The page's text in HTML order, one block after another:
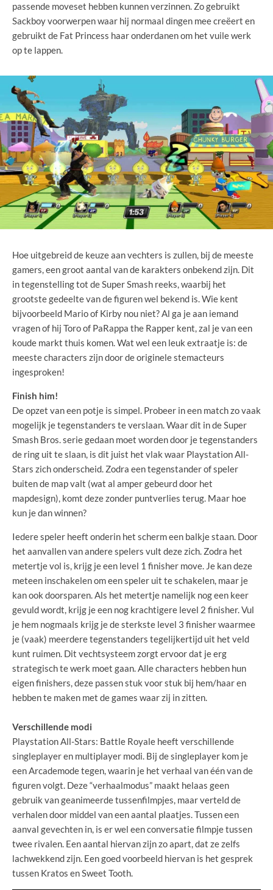
passende moveset hebben kunnen verzinnen. Zo gebruikt
Sackboy voorwerpen waar hij normaal dingen mee creëert en
gebruikt de Fat Princess haar onderdanen om het vuile werk
op te lappen.
Hoe uitgebreid de keuze aan vechters is zullen, bij de meeste
gamers, een groot aantal van de karakters onbekend zijn. Dit
in tegenstelling tot de Super Smash reeks, waarbij het
grootste gedeelte van de figuren wel bekend is. Wie kent
bijvoorbeeld Mario of Kirby nou niet? Al ga je aan iemand
vragen of hij Toro of PaRappa the Rapper kent, zal je van een
koude markt thuis komen. Wat wel een leuk extraatje is: de
meeste characters zijn door de originele stemacteurs
ingesproken!
Finish him!
De opzet van een potje is simpel. Probeer in een match zo vaak
mogelijk je tegenstanders te verslaan. Waar dit in de Super
Smash Bros. serie gedaan moet worden door je tegenstanders
de ring uit te slaan, is dit juist het vlak waar Playstation All-
Stars zich onderscheid. Zodra een tegenstander of speler
buiten de map valt (wat al amper gebeurd door het
mapdesign), komt deze zonder puntverlies terug. Maar hoe
kun je dan winnen?
Iedere speler heeft onderin het scherm een balkje staan. Door
het aanvallen van andere spelers vult deze zich. Zodra het
metertje vol is, krijg je een level 1 finisher move. Je kan deze
meteen inschakelen om een speler uit te schakelen, maar je
kan ook doorsparen. Als het metertje namelijk nog een keer
gevuld wordt, krijg je een nog krachtigere level 2 finisher. Vul
je hem nogmaals krijg je de sterkste level 3 finisher waarmee
je (vaak) meerdere tegenstanders tegelijkertijd uit het veld
kunt ruimen. Dit vechtsysteem zorgt ervoor dat je erg
strategisch te werk moet gaan. Alle characters hebben hun
eigen finishers, deze passen stuk voor stuk bij hem/haar en
hebben te maken met de games waar zij in zitten.
Verschillende modi
Playstation All-Stars: Battle Royale heeft verschillende
singleplayer en multiplayer modi. Bij de singleplayer kom je
een Arcademode tegen, waarin je het verhaal van één van de
figuren volgt. Deze “verhaalmodus” maakt helaas geen
gebruik van geanimeerde tussenfilmpjes, maar verteld de
verhalen door middel van een aantal plaatjes. Tussen een
aanval gevechten in, is er wel een conversatie filmpje tussen
twee rivalen. Een aantal hiervan zijn zo apart, dat ze zelfs
lachwekkend zijn. Een goed voorbeeld hiervan is het gesprek
tussen Kratos en Sweet Tooth.